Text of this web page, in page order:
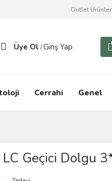
Outlet Ürünler
Üye Ol /Giriş Yap
Cerrahi Genel
Geçici Dolgu